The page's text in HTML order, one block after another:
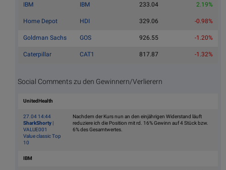
IBM IBM 233.04 2.19%
Home Depot HDI 329.06 -0.98%
Goldman Sachs GOS 926.55 -1.20%
Caterpillar CAT1 817.87 -1.32%
Social Comments zu den Gewinnern/Verlierern
UnitedHealth
27.04 14:44
SharkShorty |
VALUE001
Value classic Top
10
Nachdem der Kurs nun an den einjährigen Widerstand läuft
reduziere ich die Position mit rd. 16% Gewinn auf 4 Stück bzw.
6% des Gesamtwertes.
IBM